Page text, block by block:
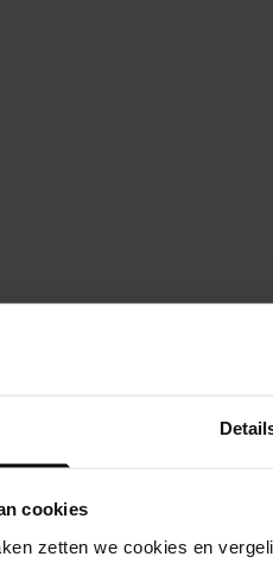
cookies
zetten we cookies en